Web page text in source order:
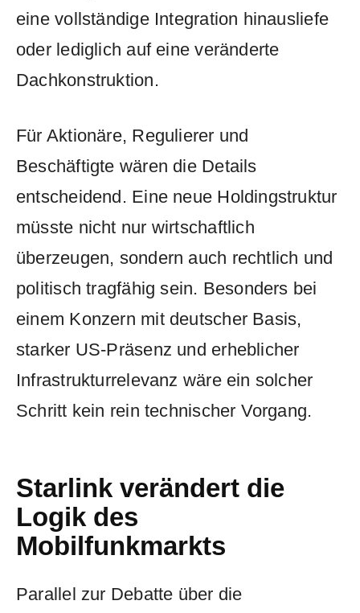
eine vollständige Integration hinausliefe
oder lediglich auf eine veränderte
Dachkonstruktion.
Für Aktionäre, Regulierer und
Beschäftigte wären die Details
entscheidend. Eine neue Holdingstruktur
müsste nicht nur wirtschaftlich
überzeugen, sondern auch rechtlich und
politisch tragfähig sein. Besonders bei
einem Konzern mit deutscher Basis,
starker US-Präsenz und erheblicher
Infrastrukturrelevanz wäre ein solcher
Schritt kein rein technischer Vorgang.
Starlink verändert die
Logik des
Mobilfunkmarkts
Parallel zur Debatte über die